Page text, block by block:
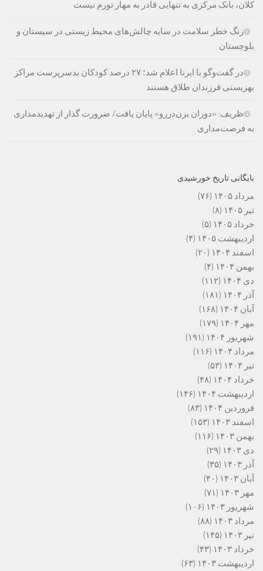
کلان، بانک مرکزی به تنهایی قادر به مهار تورم نیست
زنگ خطر سلامت در سایه چالش‌های محیط زیستی در سیستان و
بلوچستان
در گفت‌وگو با ایرنا اعلام شد؛ ۲۷ درصد کودکان بدسرپرست مراکز
بهزیستی فرزندان طلاق هستند
ظریف: «دوران بزن‌دررو» پایان یافت/ ضرورت گذار از تهدیدمداری
به فرصت‌مداری
بایگانی تاریخ خورشیدی
مرداد ۱۴۰۵
(۷۶)
تیر ۱۴۰۵
(۸)
خرداد ۱۴۰۵
(۵)
اردیبهشت ۱۴۰۵
(۴)
اسفند ۱۴۰۴
(۲۰)
بهمن ۱۴۰۴
(۴)
دی ۱۴۰۴
(۱۱۲)
آذر ۱۴۰۴
(۱۸۱)
آبان ۱۴۰۴
(۱۶۸)
مهر ۱۴۰۴
(۱۷۹)
شهریور ۱۴۰۴
(۱۹۱)
مرداد ۱۴۰۴
(۱۱۶)
تیر ۱۴۰۴
(۵۳)
خرداد ۱۴۰۴
(۴۸)
اردیبهشت ۱۴۰۴
(۱۴۶)
فروردین ۱۴۰۴
(۸۳)
اسفند ۱۴۰۳
(۱۵۳)
بهمن ۱۴۰۳
(۱۱۶)
دی ۱۴۰۳
(۲۹)
آذر ۱۴۰۳
(۳۵)
آبان ۱۴۰۳
(۴۰)
مهر ۱۴۰۳
(۷۱)
شهریور ۱۴۰۳
(۱۰۶)
مرداد ۱۴۰۳
(۸۸)
تیر ۱۴۰۳
(۱۴۵)
خرداد ۱۴۰۳
(۴۳)
اردیبهشت ۱۴۰۳
(۶۳)